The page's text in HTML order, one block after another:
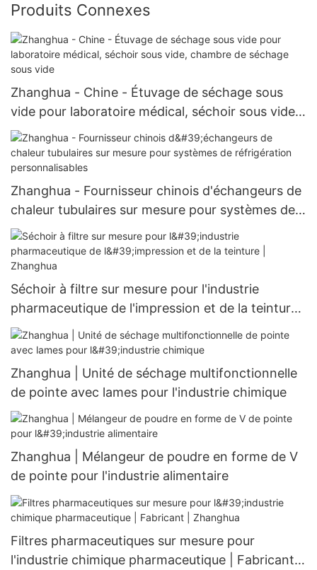
Produits Connexes
Zhanghua - Chine - Étuvage de séchage sous
vide pour laboratoire médical, séchoir sous vide,
chambre de séchage sous vide
Zhanghua - Fournisseur chinois d'échangeurs de
chaleur tubulaires sur mesure pour systèmes de
réfrigération personnalisables
Séchoir à filtre sur mesure pour l'industrie
pharmaceutique de l'impression et de la teinture |
Zhanghua
Zhanghua | Unité de séchage multifonctionnelle
de pointe avec lames pour l'industrie chimique
Zhanghua | Mélangeur de poudre en forme de V
de pointe pour l'industrie alimentaire
Filtres pharmaceutiques sur mesure pour
l'industrie chimique pharmaceutique | Fabricant |